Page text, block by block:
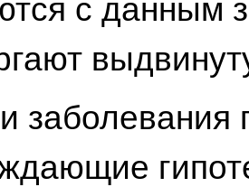
с данным
заболевания